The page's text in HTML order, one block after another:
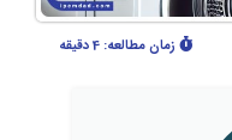
زمان مطالعه: 4 دقیقه